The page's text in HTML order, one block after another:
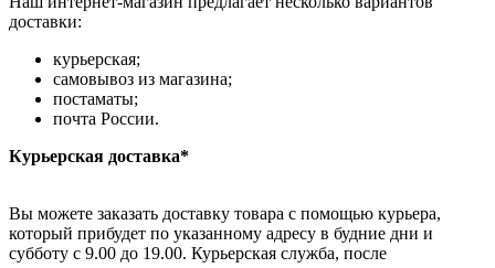
доставки:
курьерская;
самовывоз из магазина;
постаматы;
почта России.
Курьерская доставка*
Вы можете заказать доставку товара с помощью курьера,
который прибудет по указанному адресу в будние дни и
субботу с 9.00 до 19.00. Курьерская служба, после